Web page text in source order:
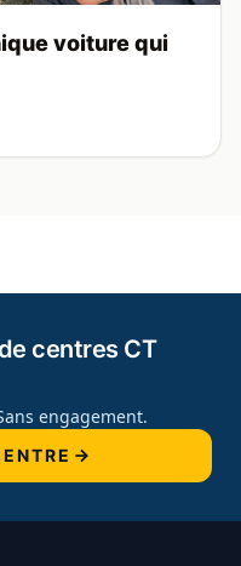
voiture qui
centres CT
engagement.